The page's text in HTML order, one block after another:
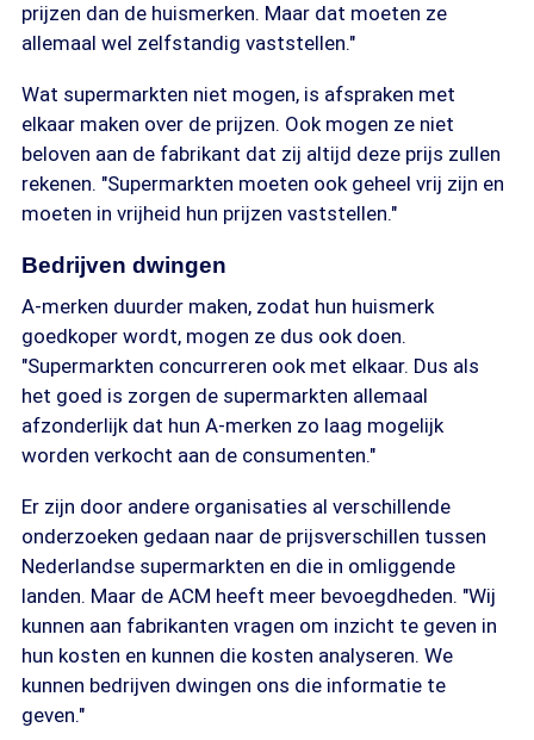
prijzen dan de huismerken. Maar dat moeten ze
allemaal wel zelfstandig vaststellen."
Wat supermarkten niet mogen, is afspraken met
elkaar maken over de prijzen. Ook mogen ze niet
beloven aan de fabrikant dat zij altijd deze prijs zullen
rekenen. "Supermarkten moeten ook geheel vrij zijn en
moeten in vrijheid hun prijzen vaststellen."
Bedrijven dwingen
A-merken duurder maken, zodat hun huismerk
goedkoper wordt, mogen ze dus ook doen.
"Supermarkten concurreren ook met elkaar. Dus als
het goed is zorgen de supermarkten allemaal
afzonderlijk dat hun A-merken zo laag mogelijk
worden verkocht aan de consumenten."
Er zijn door andere organisaties al verschillende
onderzoeken gedaan naar de prijsverschillen tussen
Nederlandse supermarkten en die in omliggende
landen. Maar de ACM heeft meer bevoegdheden. "Wij
kunnen aan fabrikanten vragen om inzicht te geven in
hun kosten en kunnen die kosten analyseren. We
kunnen bedrijven dwingen ons die informatie te
geven."